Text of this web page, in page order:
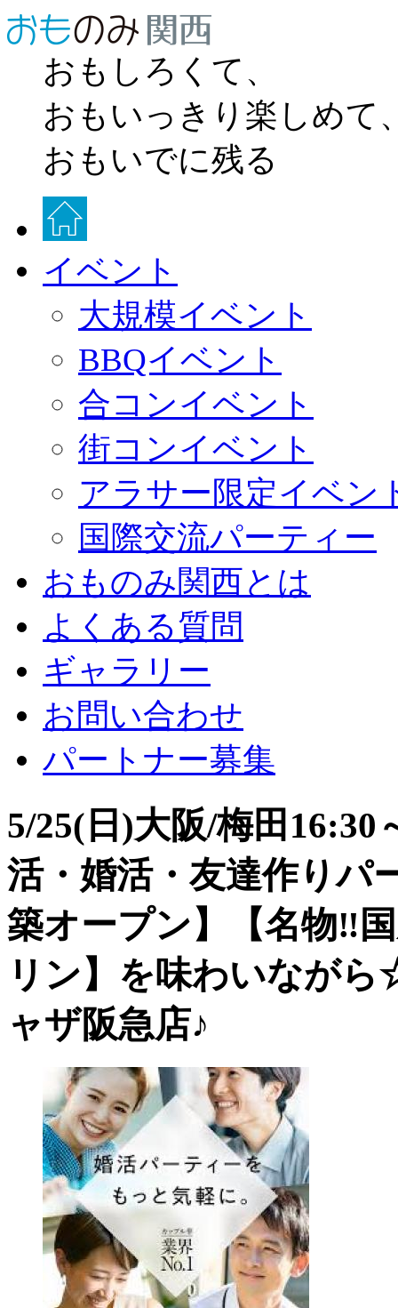
おもしろくて、
おもいっきり楽しめて
おもいでに残る
イベント
大規模イベント
BBQイベント
合コンイベント
街コンイベント
アラサー限定イベン
国際交流パーティー
おものみ関西とは
よくある質問
ギャラリー
お問い合わせ
パートナー募集
5/25(日)大阪/梅田16:30
活・婚活・友達作りパ
築オープン】【名物‼︎
リン】を味わいなが
ャザ阪急店♪